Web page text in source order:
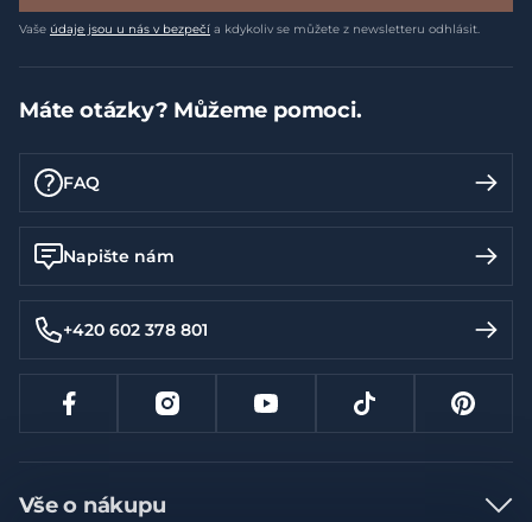
Vaše údaje jsou u nás v bezpečí a kdykoliv se můžete z newsletteru odhlásit.
Máte otázky? Můžeme pomoci.
FAQ
Napište nám
+420 602 378 801
Vše o nákupu